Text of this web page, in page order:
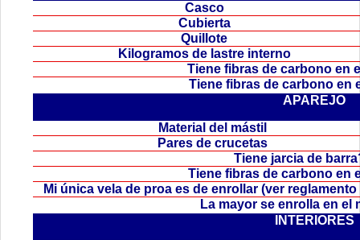
Casco
Cubierta
Quillote
Kilogramos de lastre interno
Tiene fibras de carbono en
Tiene fibras de carbono en
APAREJO
Material del mástil
Pares de crucetas
Tiene jarcia de
Tiene fibras de carbono en
Mi única vela de proa es de enrollar (ver
La mayor se enrolla en
INTERIORES